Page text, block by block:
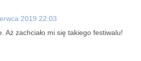
2019 22:03
Aż zachciało mi się takiego festiwalu!